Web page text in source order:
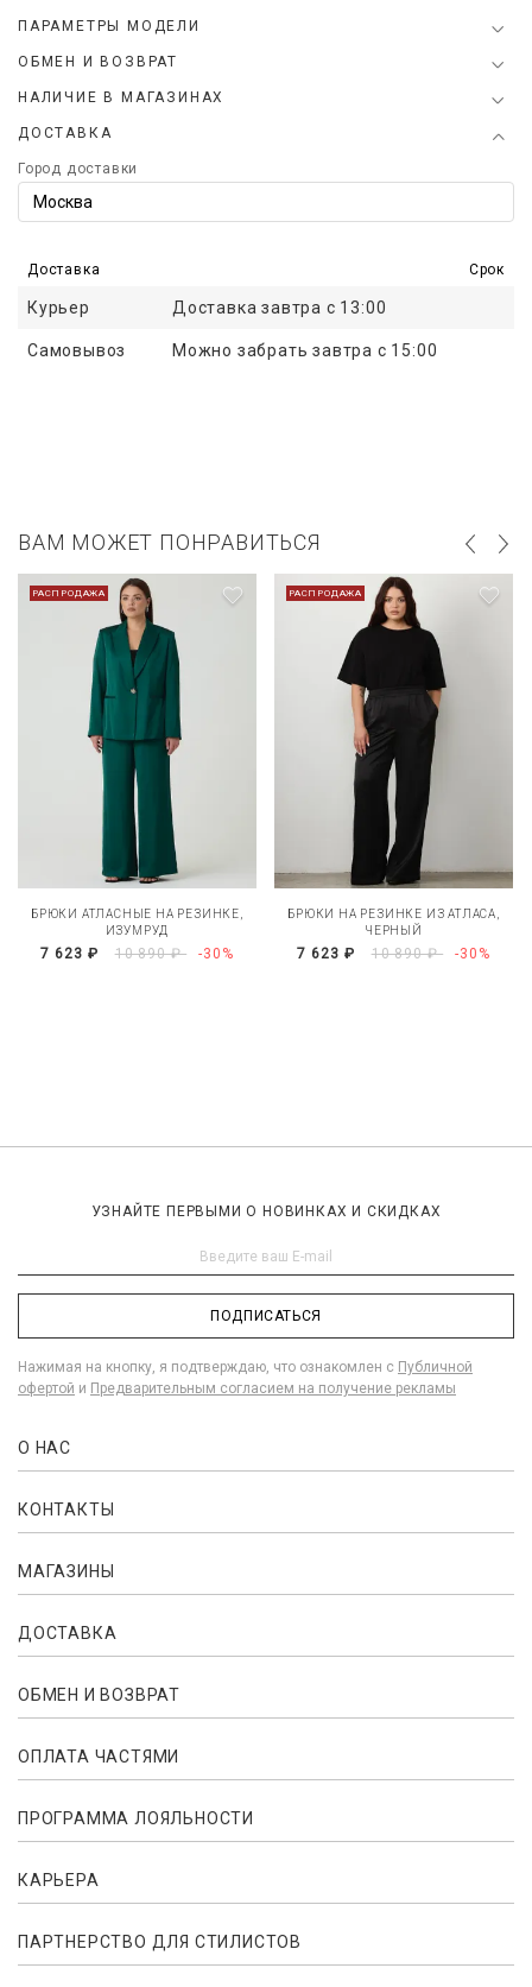
ПАРАМЕТРЫ МОДЕЛИ
ОБМЕН И ВОЗВРАТ
НАЛИЧИЕ В МАГАЗИНАХ
ДОСТАВКА
Город доставки
Доставка Срок
Курьер Доставка завтра с 13:00
Самовывоз Можно забрать завтра с 15:00
ВАМ МОЖЕТ ПОНРАВИТЬСЯ
РАСПРОДАЖА
БРЮКИ АТЛАСНЫЕ НА РЕЗИНКЕ,
ИЗУМРУД
7 623 ₽ 10 890 ₽ -30%
РАСПРОДАЖА
БРЮКИ НА РЕЗИНКЕ ИЗ АТЛАСА,
ЧЕРНЫЙ
7 623 ₽ 10 890 ₽ -30%
УЗНАЙТЕ ПЕРВЫМИ О НОВИНКАХ И СКИДКАХ
ПОДПИСАТЬСЯ
Нажимая на кнопку, я подтверждаю, что ознакомлен с Публичной
офертой и Предварительным согласием на получение рекламы
О НАС
КОНТАКТЫ
МАГАЗИНЫ
ДОСТАВКА
ОБМЕН И ВОЗВРАТ
ОПЛАТА ЧАСТЯМИ
ПРОГРАММА ЛОЯЛЬНОСТИ
КАРЬЕРА
ПАРТНЕРСТВО ДЛЯ СТИЛИСТОВ